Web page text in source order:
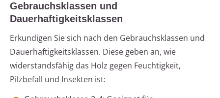
Gebrauchsklassen und
Dauerhaftigkeitsklassen
Erkundigen Sie sich nach den Gebrauchsklassen und
Dauerhaftigkeitsklassen. Diese geben an, wie
widerstandsfähig das Holz gegen Feuchtigkeit,
Pilzbefall und Insekten ist: